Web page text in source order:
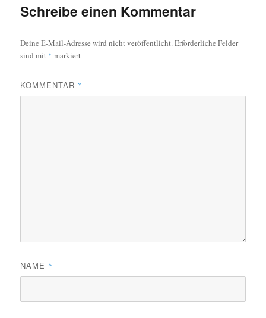
Schreibe einen Kommentar
Deine E-Mail-Adresse wird nicht veröffentlicht. Erforderliche Felder
sind mit * markiert
KOMMENTAR *
NAME *